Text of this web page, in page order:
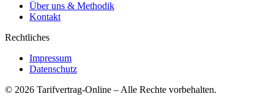
Über uns & Methodik
Kontakt
Rechtliches
Impressum
Datenschutz
© 2026 Tarifvertrag-Online – Alle Rechte vorbehalten.